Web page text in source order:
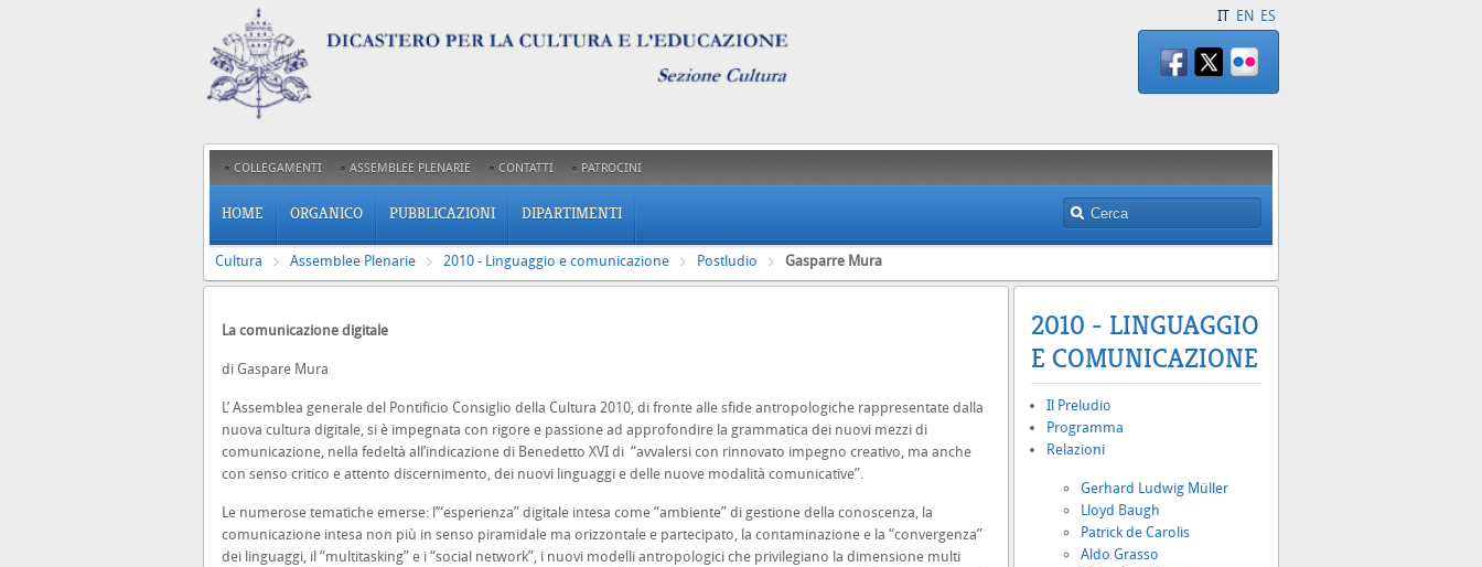
IT EN ES
COLLEGAMENTI ASSEMBLEE PLENARIE CONTATTI PATROCINI
HOME ORGANICO PUBBLICAZIONI DIPARTIMENTI
Cultura Assemblee Plenarie 2010 - Linguaggio e comunicazione Postludio Gasparre Mura
La comunicazione digitale
di Gaspare Mura
L’ Assemblea generale del Pontificio Consiglio della Cultura 2010, di fronte alle sfide antropologiche rappresentate dalla
nuova cultura digitale, si è impegnata con rigore e passione ad approfondire la grammatica dei nuovi mezzi di
comunicazione, nella fedeltà all’indicazione di Benedetto XVI di “avvalersi con rinnovato impegno creativo, ma anche
con senso critico e attento discernimento, dei nuovi linguaggi e delle nuove modalità comunicative”.
Le numerose tematiche emerse: l’“esperienza” digitale intesa come “ambiente” di gestione della conoscenza, la
comunicazione intesa non più in senso piramidale ma orizzontale e partecipato, la contaminazione e la “convergenza”
dei linguaggi, il “multitasking” e i “social network”, i nuovi modelli antropologici che privilegiano la dimensione multi
2010 - LINGUAGGIO
E COMUNICAZIONE
Il Preludio
Programma
Relazioni
Gerhard Ludwig Müller
Lloyd Baugh
Patrick de Carolis
Aldo Grasso